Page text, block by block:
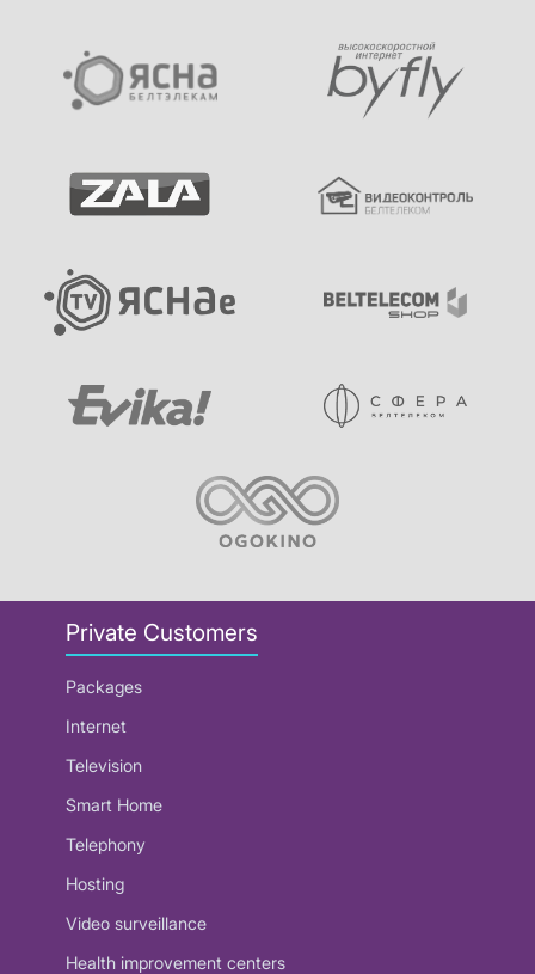
Private Customers
Packages
Internet
Television
Smart Home
Telephony
Hosting
Video surveillance
Health improvement centers